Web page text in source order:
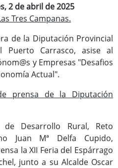
2 de abril de 2025
Tres Campanas.
de la Diputación Provincial
Puerto Carrasco, asise al
y Empresas "Desafios
Actual".
prensa de la Diputación
Desarrollo Rural, Reto
Juan Mª Delfa Cupido,
la XII Feria del Espárrago
junto a su Alcalde Oscar